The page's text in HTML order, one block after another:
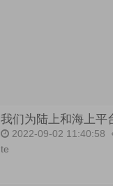
我们为陆上和海上平
2022-09-02 11:40:58
te